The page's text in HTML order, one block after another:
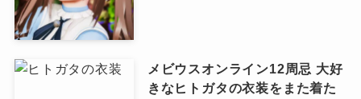
メビウスオンライン12周忌 大好
きなヒトガタの衣装をまた着た